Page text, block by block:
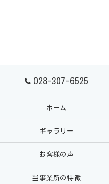
028-307-6525
ホーム
ギャラリー
お客様の声
当事業所の特徴